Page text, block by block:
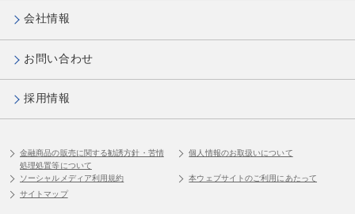
会社情報
お問い合わせ
採用情報
金融商品の販売に関する勧誘方針・苦情
処理処置等について
個人情報のお取扱いについて
ソーシャルメディア利用規約
本ウェブサイトのご利用にあたって
サイトマップ